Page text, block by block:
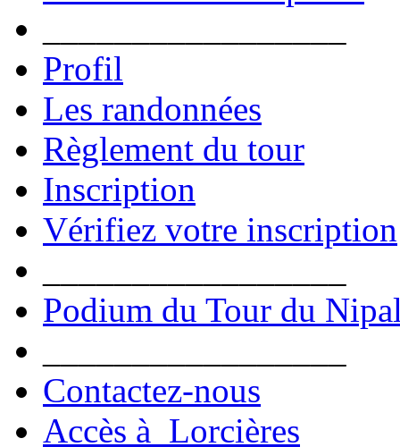
Profil
Les randonnées
Règlement du tour
Inscription
Vérifiez votre inscription
Podium du Tour du
Contactez-nous
Accès à Lorcières